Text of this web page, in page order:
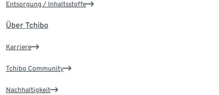
Entsorgung / Inhaltsstoffe
Über Tchibo
Karriere
Tchibo Community
Nachhaltigkeit